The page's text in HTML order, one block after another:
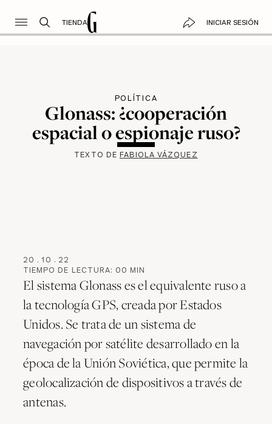
TIENDA INICIAR SESIÓN
POLÍTICA
Glonass: ¿cooperación
espacial o espionaje ruso?
TEXTO DE FABIOLA VÁZQUEZ
20 . 10 . 22
TIEMPO DE LECTURA: 00 MIN
El sistema Glonass es el equivalente ruso a
la tecnología GPS, creada por Estados
Unidos. Se trata de un sistema de
navegación por satélite desarrollado en la
época de la Unión Soviética, que permite la
geolocalización de dispositivos a través de
antenas.